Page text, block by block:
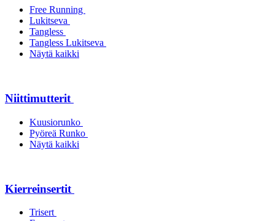
Free Running
Lukitseva
Tangless
Tangless Lukitseva
Näytä kaikki
Niittimutterit
Kuusiorunko
Pyöreä Runko
Näytä kaikki
Kierreinsertit
Trisert